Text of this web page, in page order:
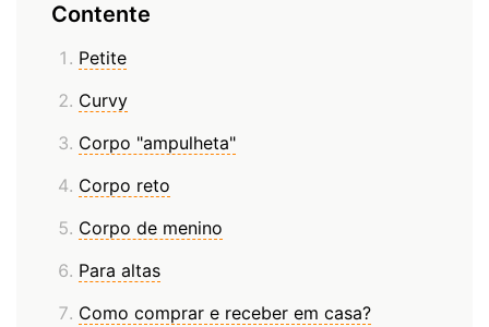
Contente
Petite
Curvy
Corpo "ampulheta"
Corpo reto
Corpo de menino
Para altas
Como comprar e receber em casa?